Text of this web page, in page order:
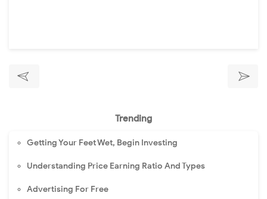
Trending
Getting Your Feet Wet, Begin Investing
Understanding Price Earning Ratio And Types
Advertising For Free